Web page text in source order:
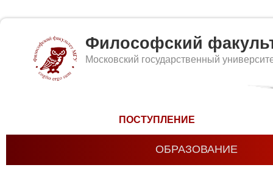
Философский
Московский государственный
ПОСТУПЛЕНИЕ
ОБРАЗОВАНИЕ